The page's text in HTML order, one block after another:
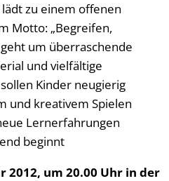
zu einem offenen
Motto: „Begreifen,
um überraschende
und vielfältige
Kinder neugierig
und kreativem Spielen
Lernerfahrungen
beginnt
2012, um 20.00 Uhr in der